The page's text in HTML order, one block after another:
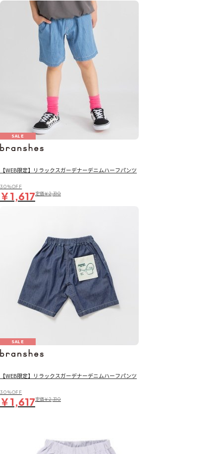
SALE
【WEB限定】リラックスガーデナーデニムハーフパンツ
30％OFF
￥1,617定価￥2,310
SALE
【WEB限定】リラックスガーデナーデニムハーフパンツ
30％OFF
￥1,617定価￥2,310